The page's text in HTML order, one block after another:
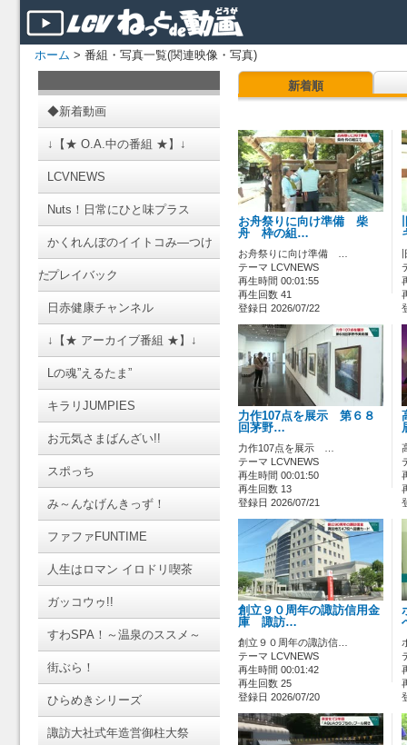
ホーム > 番組・写真一覧(関連映像・写真)
◆新着動画
↓【★ O.A.中の番組 ★】↓
LCVNEWS
Nuts！日常にひと味プラス
かくれんぼのイイトコみ―つけ
たプレイバック
日赤健康チャンネル
↓【★ アーカイブ番組 ★】↓
Lの魂”えるたま”
キラリJUMPIES
お元気さまばんざい!!
スポっち
み～んなげんきっず！
ファファFUNTIME
人生はロマン イロドリ喫茶
ガッコウゥ!!
すわSPA！～温泉のススメ～
街ぶら！
ひらめきシリーズ
諏訪大社式年造営御柱大祭
新着順
お舟祭りに向け準備 柴
舟 枠の組…
お舟祭りに向け準備 …
テーマ LCVNEWS
再生時間 00:01:55
再生回数 41
登録日 2026/07/22
力作107点を展示 第６８
回茅野…
力作107点を展示 …
テーマ LCVNEWS
再生時間 00:01:50
再生回数 13
登録日 2026/07/21
創立９０周年の諏訪信用金
庫 諏訪…
創立９０周年の諏訪信…
テーマ LCVNEWS
再生時間 00:01:42
再生回数 25
登録日 2026/07/20